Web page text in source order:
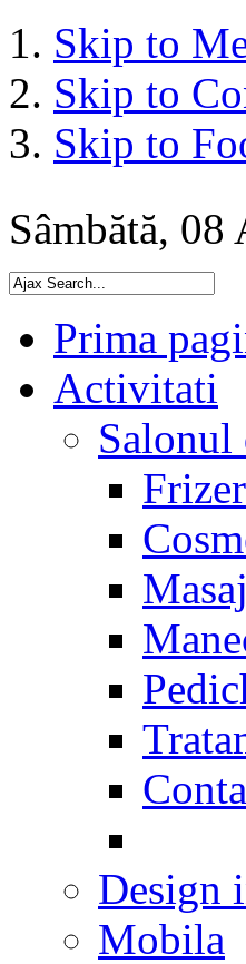
Skip to
Skip to
Skip to
Sâmbătă, 08
Prima
Activitati
Salonul
Masaj
Design
Mobila